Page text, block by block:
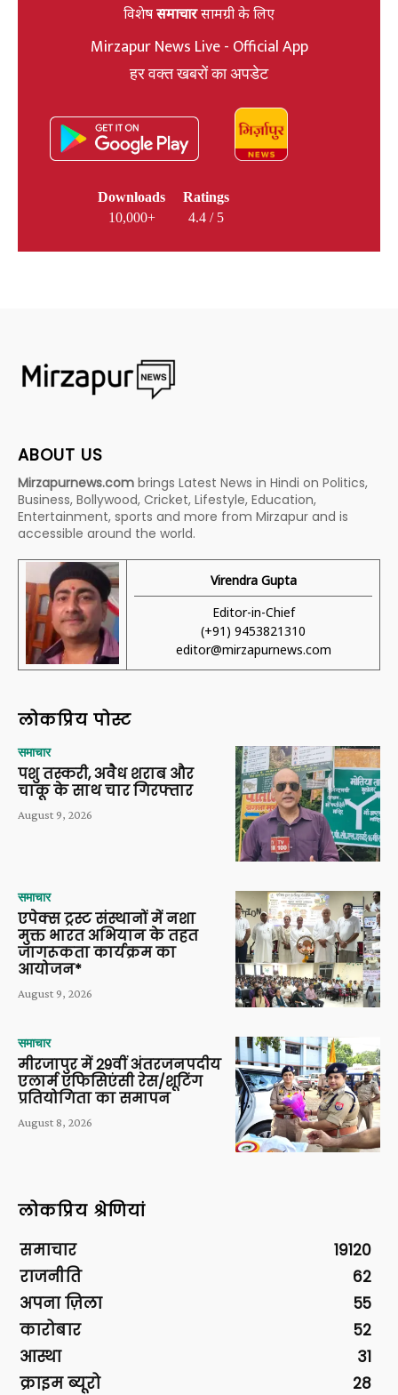
विशेषसमाचारसामग्री के लिए
Mirzapur News Live - Official App
हर वक्त खबरों का अपडेट
Downloads
10,000+
Ratings
4.4 / 5
ABOUT US
Mirzapurnews.com brings Latest News in Hindi on Politics,
Business, Bollywood, Cricket, Lifestyle, Education,
Entertainment, sports and more from Mirzapur and is
accessible around the world.
Virendra Gupta
Editor-in-Chief
(+91) 9453821310
editor@mirzapurnews.com
लोकप्रिय पोस्ट
समाचार
पशु तस्करी, अवैध शराब और
चाकू के साथ चार गिरफ्तार
August 9, 2026
समाचार
एपेक्स ट्रस्ट संस्थानों में नशा
मुक्त भारत अभियान के तहत
जागरूकता कार्यक्रम का
आयोजन*
August 9, 2026
समाचार
मीरजापुर में 29वीं अंतरजनपदीय
एलार्म एफिसिएंसी रेस/शूटिंग
प्रतियोगिता का समापन
August 8, 2026
लोकप्रिय श्रेणियां
समाचार
19120
राजनीति
62
अपना ज़िला
55
कारोबार
52
आस्था
31
क्राइम ब्यूरो
28